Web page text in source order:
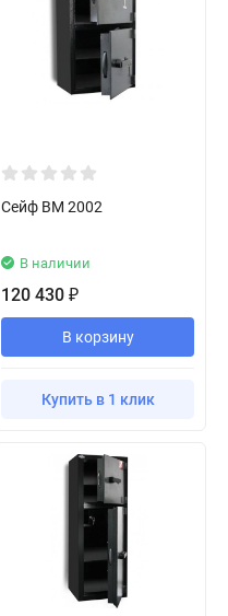
Сейф BM 2002
В наличии
120 430 ₽
В корзину
Купить в 1 клик